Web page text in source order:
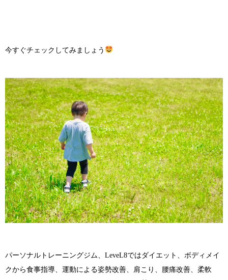
今すぐチェックしてみましょう
パーソナルトレーニングジム、LeveL8ではダイエット、ボディメイ
クから食事指導、運動による姿勢改善、肩こり、腰痛改善、柔軟